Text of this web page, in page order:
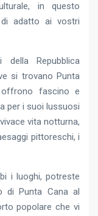
in questo
di adatto ai vostri
della Repubblica
si trovano Punta
fascino e
per i suoi lussuosi
vita notturna,
pittoreschi, i
i luoghi, potreste
di Punta Cana al
popolare che vi